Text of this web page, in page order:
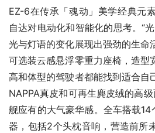
EZ-6在传承「魂动」美学经典元
自达对电动化和智能化的思考。“
光与灯语的变化展现出强劲的生命
可选装云感悬浮零重力座椅，造型
高和体型的驾驶者都能找到适合自
NAPPA真皮和可再生麂皮绒的高
舰应有的大气豪华感。全车搭载
器，包括2个头枕音响，营造前所